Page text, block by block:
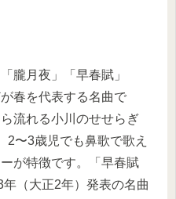
朧月夜」「早春賦」
春を代表する名曲で
流れる小川のせせらぎ
2〜3歳児でも鼻歌で歌え
が特徴です。「早春賦
年（大正2年）発表の名曲